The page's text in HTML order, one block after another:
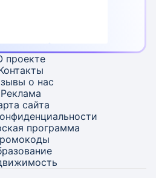
проекте
о нас
Реклама
сайта
программа